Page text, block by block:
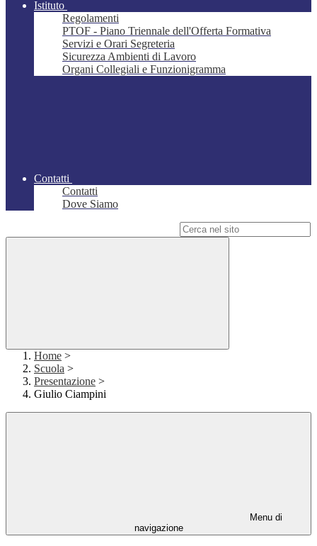
Istituto
Regolamenti
PTOF - Piano Triennale dell'Offerta Formativa
Servizi e Orari Segreteria
Sicurezza Ambienti di Lavoro
Organi Collegiali e Funzionigramma
Contatti
Contatti
Dove Siamo
Home >
Scuola >
Presentazione >
Giulio Ciampini
Menu di
navigazione